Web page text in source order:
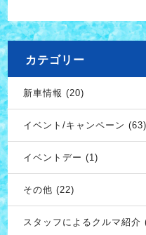
カテゴリー
新車情報 (20)
イベント/キャンペーン (63)
イベントデー (1)
その他 (22)
スタッフによるクルマ紹介